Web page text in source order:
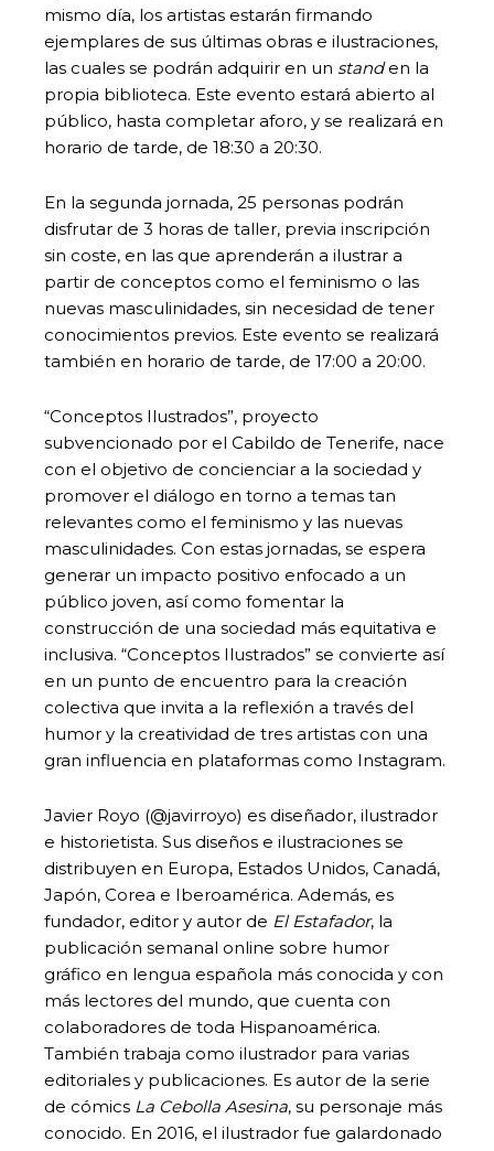
mismo día, los artistas estarán firmando
ejemplares de sus últimas obras e ilustraciones,
las cuales se podrán adquirir en un standen la
propia biblioteca. Este evento estará abierto al
público, hasta completar aforo, y se realizará en
horario de tarde, de 18:30 a 20:30.
En la segunda jornada, 25 personas podrán
disfrutar de 3 horas de taller, previa inscripción
sin coste, en las que aprenderán a ilustrar a
partir de conceptos como el feminismo o las
nuevas masculinidades, sin necesidad de tener
conocimientos previos. Este evento se realizará
también en horario de tarde, de 17:00 a 20:00.
“Conceptos Ilustrados”, proyecto
subvencionado por el Cabildo de Tenerife, nace
con el objetivo de concienciar a la sociedad y
promover el diálogo en torno a temas tan
relevantes como el feminismo y las nuevas
masculinidades. Con estas jornadas, se espera
generar un impacto positivo enfocado a un
público joven, así como fomentar la
construcción de una sociedad más equitativa e
inclusiva. “Conceptos Ilustrados” se convierte así
en un punto de encuentro para la creación
colectiva que invita a la reflexión a través del
humor y la creatividad de tres artistas con una
gran influencia en plataformas como Instagram.
Javier Royo (@javirroyo) es diseñador, ilustrador
e historietista. Sus diseños e ilustraciones se
distribuyen en Europa, Estados Unidos, Canadá,
Japón, Corea e Iberoamérica. Además, es
fundador, editor y autor de El Estafador, la
publicación semanal online sobre humor
gráfico en lengua española más conocida y con
más lectores del mundo, que cuenta con
colaboradores de toda Hispanoamérica.
También trabaja como ilustrador para varias
editoriales y publicaciones. Es autor de la serie
de cómics La Cebolla Asesina, su personaje más
conocido. En 2016, el ilustrador fue galardonado